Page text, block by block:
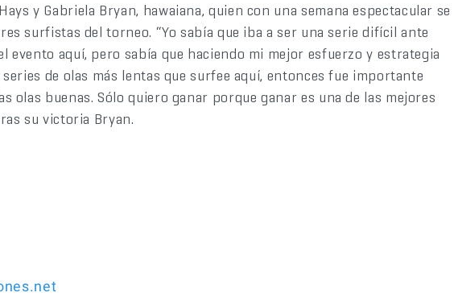
y Gabriela Bryan, hawaiana, quien con una semana espectacular se
surfistas del torneo. “Yo sabía que iba a ser una serie difícil ante
evento aquí, pero sabía que haciendo mi mejor esfuerzo y estrategia
series de olas más lentas que surfee aquí, entonces fue importante
olas buenas. Sólo quiero ganar porque ganar es una de las mejores
su victoria Bryan.